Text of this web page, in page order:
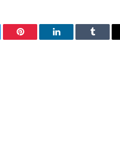
Pinterest LinkedIn Tumblr